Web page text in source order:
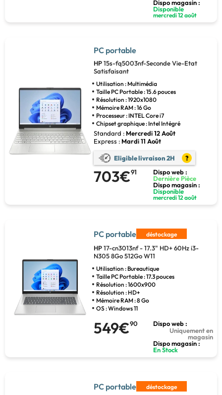
Dispo magasin :
Disponible
mercredi 12 août
PC portable
HP15s-fq5003nf-Seconde Vie-Etat
Satisfaisant
Utilisation : Multimédia
Taille PC Portable : 15.6 pouces
Résolution : 1920x1080
Mémoire RAM : 16 Go
Processeur : INTEL Core i7
Chipset graphique : Intel Intégré
Standard : Mercredi 12 Août
Express : Mardi 11 Août
Eligible livraison 2H ?
703€91
Dispo web :
Dernière Pièce
Dispo magasin :
Disponible
mercredi 12 août
PC portable déstockage
HP17-cn3013nf - 17.3" HD+ 60Hz i3-
N305 8Go 512Go W11
Utilisation : Bureautique
Taille PC Portable : 17.3 pouces
Résolution : 1600x900
Résolution : HD+
Mémoire RAM : 8 Go
OS : Windows 11
549€90
Dispo web :
Uniquement en
magasin
Dispo magasin :
En Stock
PC portable déstockage